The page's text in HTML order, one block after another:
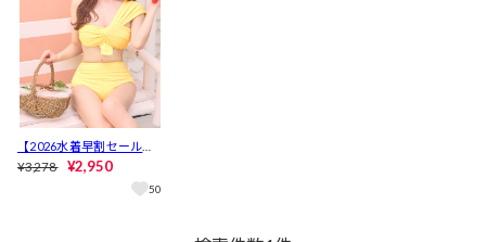
【2026水着早割セール】
[2点SET]ツイストワンシ
ョルダーバンドゥビキニ/
¥3,278 ¥2,950
50